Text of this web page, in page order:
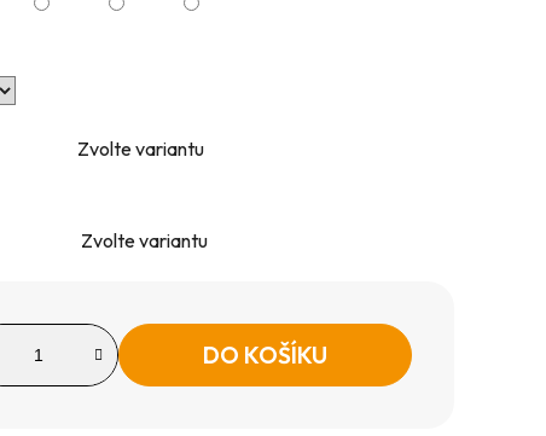
Zvolte variantu
Zvolte variantu
DO KOŠÍKU